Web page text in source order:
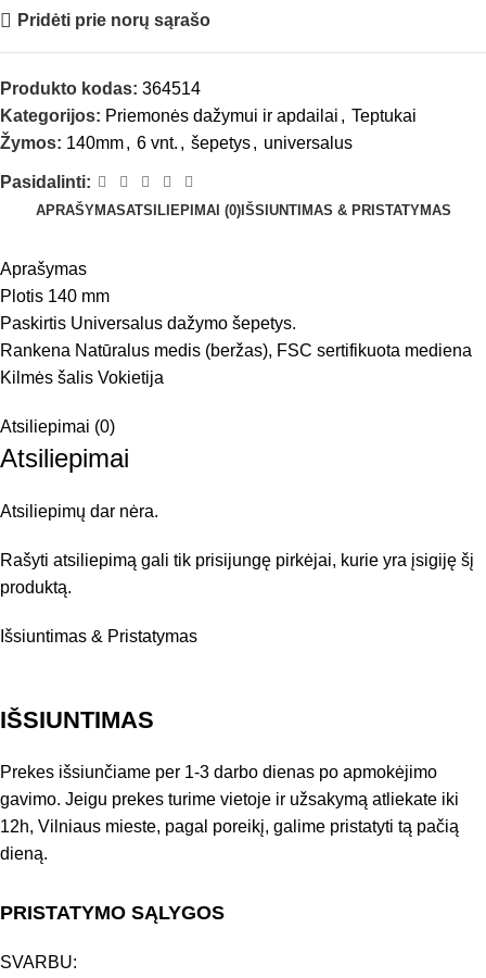
Pridėti prie norų sąrašo
Produkto kodas: 364514
Kategorijos: Priemonės dažymui ir apdailai , Teptukai
Žymos: 140mm, 6 vnt. , šepetys, universalus
Pasidalinti:
APRAŠYMASATSILIEPIMAI (0)IŠSIUNTIMAS & PRISTATYMAS
Aprašymas
Plotis 140 mm
Paskirtis Universalus dažymo šepetys.
Rankena Natūralus medis (beržas), FSC sertifikuota mediena
Kilmės šalis Vokietija
Atsiliepimai (0)
Atsiliepimai
Atsiliepimų dar nėra.
Rašyti atsiliepimą gali tik prisijungę pirkėjai, kurie yra įsigiję šį
produktą.
Išsiuntimas & Pristatymas
IŠSIUNTIMAS
Prekes išsiunčiame per 1-3 darbo dienas po apmokėjimo
gavimo. Jeigu prekes turime vietoje ir užsakymą atliekate iki
12h, Vilniaus mieste, pagal poreikį, galime pristatyti tą pačią
dieną.
PRISTATYMO SĄLYGOS
SVARBU: